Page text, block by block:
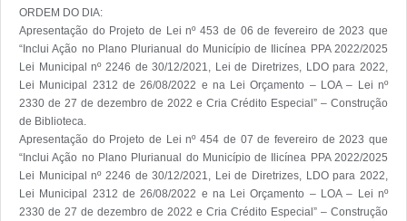
ORDEM DO DIA:
Apresentação do Projeto de Lei nº 453 de 06 de fevereiro de 2023 que
“Inclui Ação no Plano Plurianual do Município de Ilicínea PPA 2022/2025
Lei Municipal nº 2246 de 30/12/2021, Lei de Diretrizes, LDO para 2022,
Lei Municipal 2312 de 26/08/2022 e na Lei Orçamento – LOA – Lei nº
2330 de 27 de dezembro de 2022 e Cria Crédito Especial” – Construção
de Biblioteca.
Apresentação do Projeto de Lei nº 454 de 07 de fevereiro de 2023 que
“Inclui Ação no Plano Plurianual do Município de Ilicínea PPA 2022/2025
Lei Municipal nº 2246 de 30/12/2021, Lei de Diretrizes, LDO para 2022,
Lei Municipal 2312 de 26/08/2022 e na Lei Orçamento – LOA – Lei nº
2330 de 27 de dezembro de 2022 e Cria Crédito Especial” – Construção